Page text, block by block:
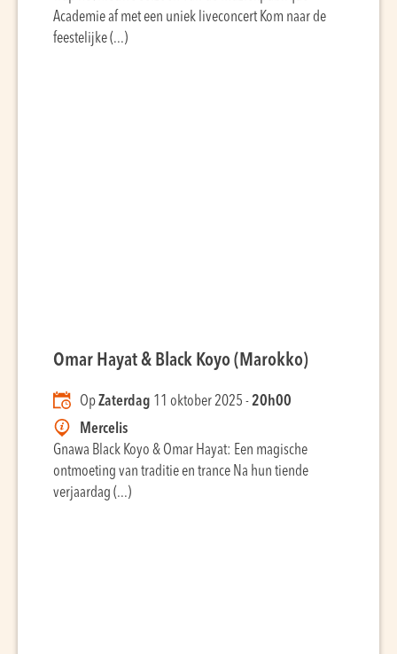
Academie af met een uniek liveconcert Kom naar de
feestelijke (...)
Omar Hayat & Black Koyo (Marokko)
OpZaterdag 11 oktober 2025 -20h00
Mercelis
Gnawa Black Koyo & Omar Hayat: Een magische
ontmoeting van traditie en trance Na hun tiende
verjaardag (...)